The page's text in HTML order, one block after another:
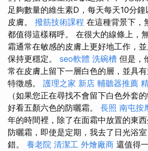
足夠數量的維生素D，每天每天10分
皮膚。 撥筋技術課程 在這種背景下，
都值得這樣稱呼。 在很大的線條上，
霜通常在敏感的皮膚上更好地工作，
保持更穩定。 seo軟體 洗碗槽 但是，
常在皮膚上留下一層白色的層，並具
特徵感。 護理之家 新店 輔聽器推薦
（如果您正在尋找不會留下白色外套
好看五顏六色的防曬霜。 長照 南屯按
年的時間裡，除了在面霜中放置的東
防曬霜，即使是定期，我去了日光浴
錯。 養老院 清潔工 外燴廠商 還值得